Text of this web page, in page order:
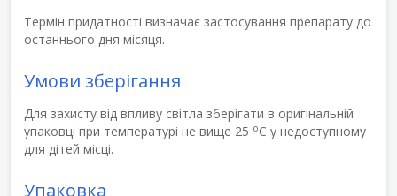
Термін придатності визначає застосування препарату до
останнього дня місяця.
Умови зберігання
Для захисту від впливу світла зберігати в оригінальній
упаковці при температурі не вище 25 оС у недоступному
для дітей місці.
Упаковка